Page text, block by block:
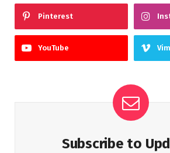
Pinterest
YouTube
Subscribe to